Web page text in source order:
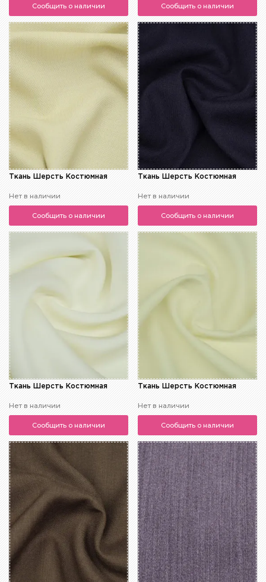
Сообщить о наличии Сообщить о наличии
Ткань Шерсть Костюмная
Нет в наличии
Сообщить о наличии
Ткань Шерсть Костюмная
Нет в наличии
Сообщить о наличии
Ткань Шерсть Костюмная
Нет в наличии
Сообщить о наличии
Ткань Шерсть Костюмная
Нет в наличии
Сообщить о наличии